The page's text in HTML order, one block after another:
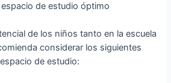
de estudio óptimo
de los niños tanto en la escuela
considerar los siguientes
de estudio: